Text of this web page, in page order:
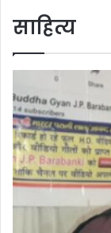
साहित्य